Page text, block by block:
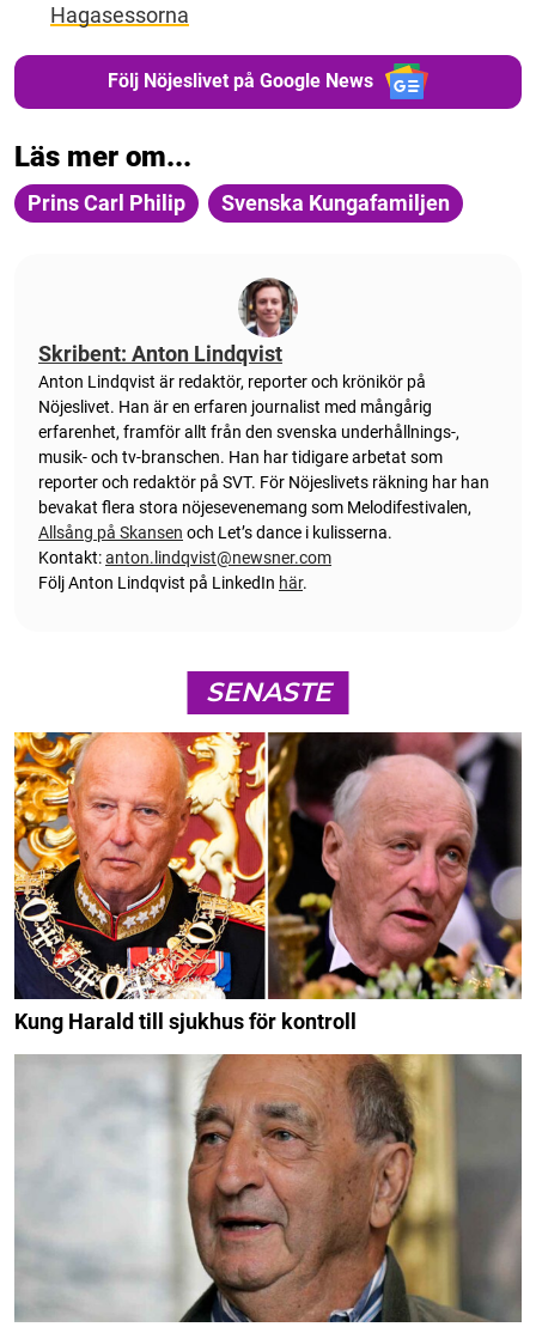
Hagasessorna
Följ Nöjeslivet på Google News
Läs mer om...
Prins Carl Philip Svenska Kungafamiljen
Skribent: Anton Lindqvist
Anton Lindqvist är redaktör, reporter och krönikör på
Nöjeslivet. Han är en erfaren journalist med mångårig
erfarenhet, framför allt från den svenska underhållnings-,
musik- och tv-branschen. Han har tidigare arbetat som
reporter och redaktör på SVT. För Nöjeslivets räkning har han
bevakat flera stora nöjesevenemang som Melodifestivalen,
Allsång på Skansen och Let’s dance i kulisserna.
Kontakt:anton.lindqvist@newsner.com
Följ Anton Lindqvist på LinkedIn här.
SENASTE
Kung Harald till sjukhus för kontroll